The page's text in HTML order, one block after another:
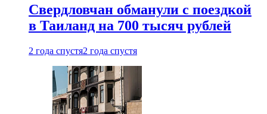
Свердловчан обманули с поездкой
в Таиланд на 700 тысяч рублей
2 года спустя2 года спустя